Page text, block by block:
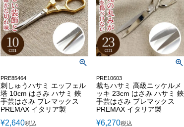
PRE85464
刺しゅうハサミ エッフェル
塔 10cm はさみ ハサミ 鋏
手芸はさみ プレマックス
PREMAX イタリア製
¥2,640税込
PRE10603
裁ちハサミ 高級ニッケルメ
ッキ 23cm はさみ ハサミ 鋏
手芸はさみ プレマックス
PREMAX イタリア製
¥6,270税込